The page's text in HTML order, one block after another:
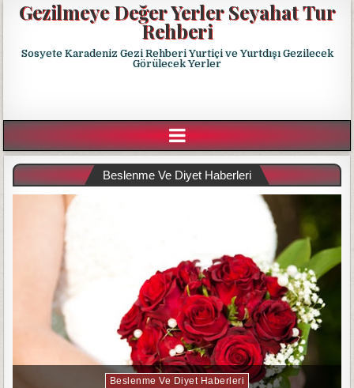
Gezilmeye Değer Yerler Seyahat Tur
Rehberi
Sosyete Karadeniz Gezi Rehberi Yurtiçi ve Yurtdışı Gezilecek
Görülecek Yerler
Beslenme Ve Diyet Haberleri
Beslenme Ve Diyet Haberleri